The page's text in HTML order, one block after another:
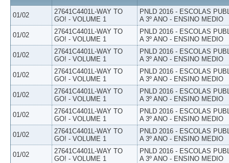
01/02
27641C4401L-WAY TO
GO! - VOLUME 1
PNLD 2016 - ESCOLAS
A 3º ANO - ENSINO MEDIO
01/02
27641C4401L-WAY TO
GO! - VOLUME 1
PNLD 2016 - ESCOLAS
A 3º ANO - ENSINO MEDIO
01/02
27641C4401L-WAY TO
GO! - VOLUME 1
PNLD 2016 - ESCOLAS
A 3º ANO - ENSINO MEDIO
01/02
27641C4401L-WAY TO
GO! - VOLUME 1
PNLD 2016 - ESCOLAS
A 3º ANO - ENSINO MEDIO
01/02
27641C4401L-WAY TO
GO! - VOLUME 1
PNLD 2016 - ESCOLAS
A 3º ANO - ENSINO MEDIO
01/02
27641C4401L-WAY TO
GO! - VOLUME 1
PNLD 2016 - ESCOLAS
A 3º ANO - ENSINO MEDIO
01/02
27641C4401L-WAY TO
GO! - VOLUME 1
PNLD 2016 - ESCOLAS
A 3º ANO - ENSINO MEDIO
01/02
27641C4401L-WAY TO
GO! - VOLUME 1
PNLD 2016 - ESCOLAS
A 3º ANO - ENSINO MEDIO